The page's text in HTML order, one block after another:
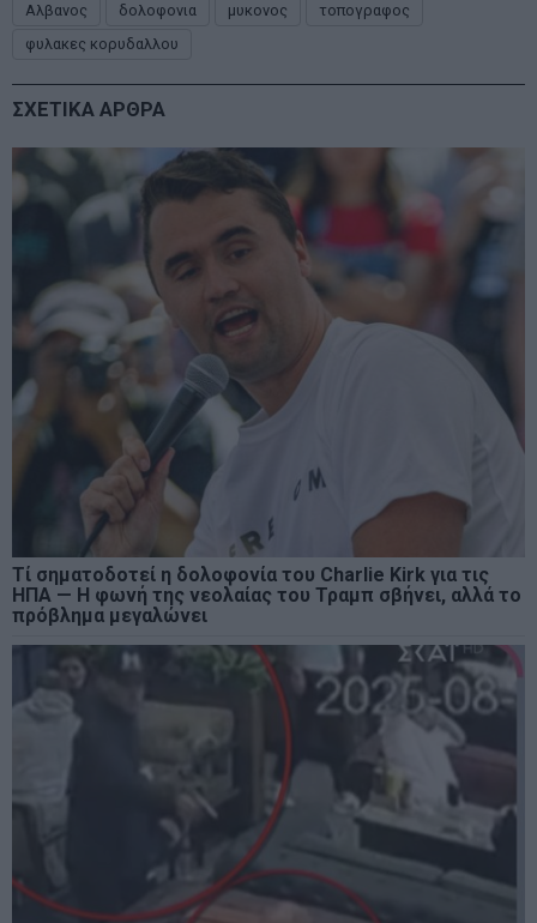
Αλβανος δολοφονια μυκονος
τοπογραφος
φυλακες κορυδαλλου
ΣΧΕΤΙΚΑ ΑΡΘΡΑ
Τί σηματοδοτεί η δολοφονία του Charlie Kirk για τις
ΗΠΑ — Η φωνή της νεολαίας του Τραμπ σβήνει, αλλά το
πρόβλημα μεγαλώνει